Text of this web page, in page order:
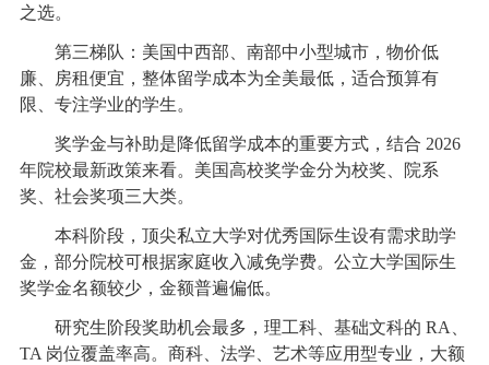
之选。
第三梯队：美国中西部、南部中小型城市，物价低
廉、房租便宜，整体留学成本为全美最低，适合预算有
限、专注学业的学生。
奖学金与补助是降低留学成本的重要方式，结合 2026
年院校最新政策来看。美国高校奖学金分为校奖、院系
奖、社会奖项三大类。
本科阶段，顶尖私立大学对优秀国际生设有需求助学
金，部分院校可根据家庭收入减免学费。公立大学国际生
奖学金名额较少，金额普遍偏低。
研究生阶段奖助机会最多，理工科、基础文科的 RA、
TA 岗位覆盖率高。商科、法学、艺术等应用型专业，大额